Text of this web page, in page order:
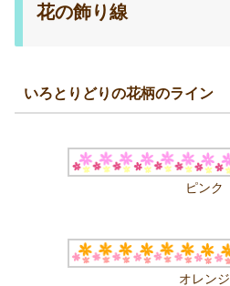
花の飾り線
いろとりどりの花柄のライン
ピンク
オレンジ